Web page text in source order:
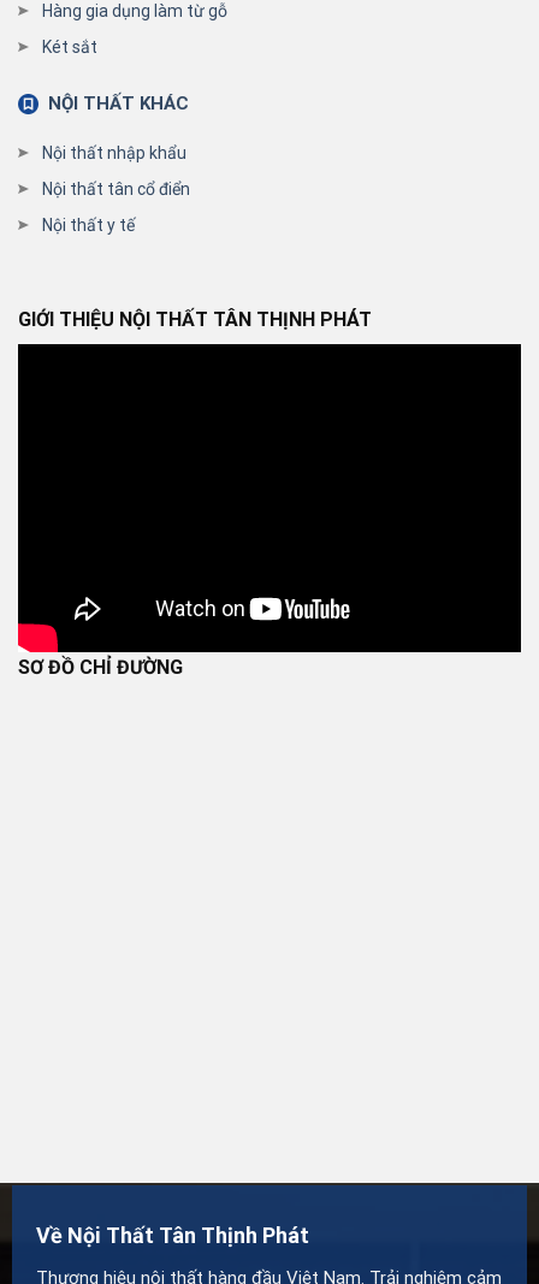
Hàng gia dụng làm từ gỗ
Két sắt
NỘI THẤT KHÁC
Nội thất nhập khẩu
Nội thất tân cổ điển
Nội thất y tế
GIỚI THIỆU NỘI THẤT TÂN THỊNH PHÁT
SƠ ĐỒ CHỈ ĐƯỜNG
Về Nội Thất Tân Thịnh Phát
Thương hiệu nội thất hàng đầu Việt Nam. Trải nghiệm cảm